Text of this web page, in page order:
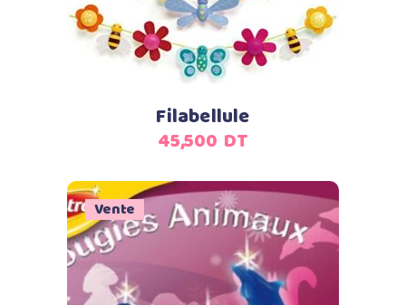
Ajouter au panier
Filabellule
45,500 DT
Vente